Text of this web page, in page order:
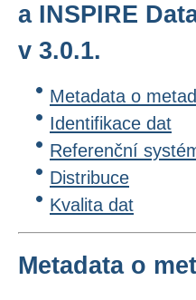
a INSPIRE
v 3.0.1.
Metadata o
Identifikace dat
Referenční
Distribuce
Kvalita dat
Metadata o